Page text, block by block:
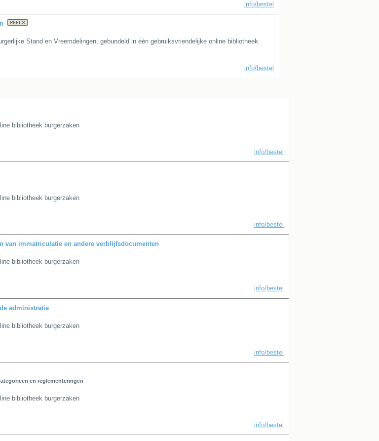
info/bestel
Stand en Vreemdelingen, gebundeld in één gebruiksvriendelijke online bibliotheek.
info/bestel
bibliotheek burgerzaken
info/bestel
bibliotheek burgerzaken
info/bestel
van immatriculatie en andere verblijfsdocumenten
bibliotheek burgerzaken
info/bestel
administratie
bibliotheek burgerzaken
info/bestel
en reglementeringen
bibliotheek burgerzaken
info/bestel